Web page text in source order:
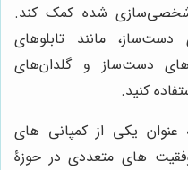
شده کمک کند.
مانند تابلوهای
دست‌ساز و گلدان‌های
کنید.
عنوان یکی از کمپانی های
های متعددی در حوزۀ